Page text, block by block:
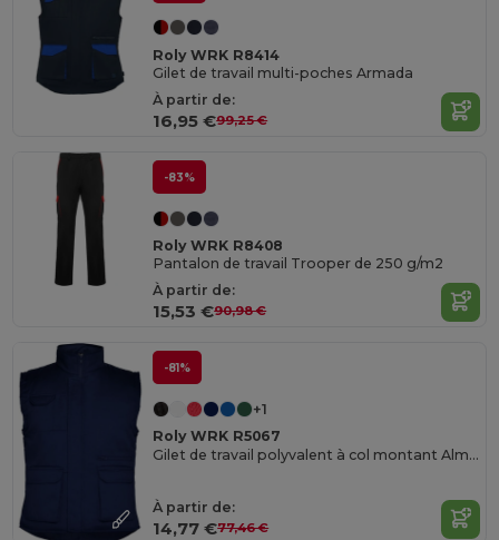
Roly WRK R8414
Gilet de travail multi-poches Armada
À partir de:
16,95 €99,25 €
-83%
Roly WRK R8408
Pantalon de travail Trooper de 250 g/m2
À partir de:
15,53 €90,98 €
-81%
+1
Roly WRK R5067
Gilet de travail polyvalent à col montant Almanzor
À partir de:
14,77 €77,46 €